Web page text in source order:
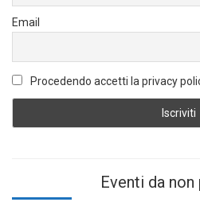
Email
Procedendo accetti la privacy
Eventi da non